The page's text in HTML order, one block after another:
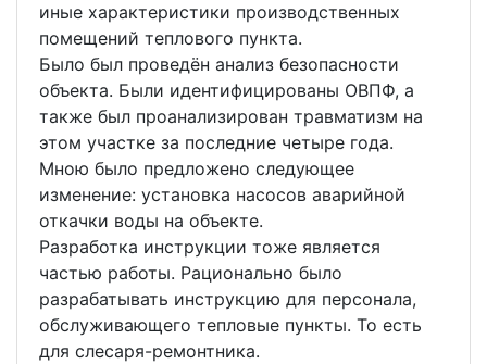
иные характеристики производственных
помещений теплового пункта.
Было был проведён анализ безопасности
объекта. Были идентифицированы ОВПФ, а
также был проанализирован травматизм на
этом участке за последние четыре года.
Мною было предложено следующее
изменение: установка насосов аварийной
откачки воды на объекте.
Разработка инструкции тоже является
частью работы. Рационально было
разрабатывать инструкцию для персонала,
обслуживающего тепловые пункты. То есть
для слесаря-ремонтника.